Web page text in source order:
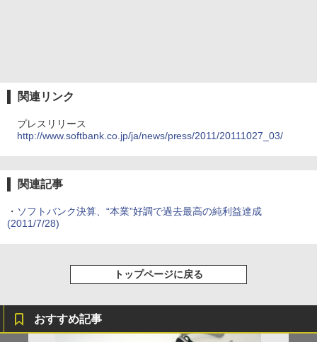
関連リンク
プレスリリース
http://www.softbank.co.jp/ja/news/press/2011/20111027_03/
関連記事
・ ソフトバンク決算、“本業”好調で過去最高の純利益達成
(2011/7/28)
トップページに戻る
おすすめ記事